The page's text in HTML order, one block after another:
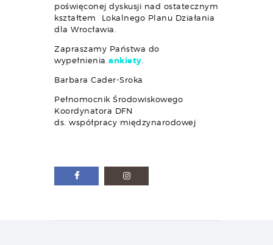
poświęconej dyskusji nad ostatecznym
kształtem Lokalnego Planu Działania
dla Wrocławia.
Zapraszamy Państwa do
wypełnienia ankiety
Barbara Cader-Sroka
Pełnomocnik Środowiskowego
Koordynatora DFN
ds. współpracy międzynarodowej